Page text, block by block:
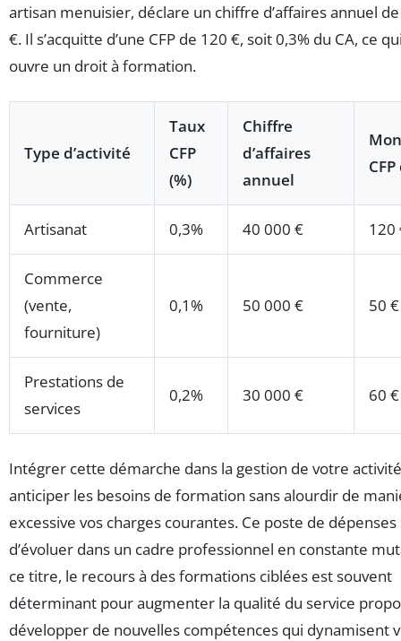
artisan menuisier, déclare un chiffre d’affaires annuel
€. Il s’acquitte d’une CFP de 120 €, soit 0,3% du CA, ce
ouvre un droit à formation.
Type d’activité
Taux
CFP
(%)
Chiffre
d’affaires
annuel
Artisanat 0,3% 40 000 € 120
Commerce
(vente,
fourniture)
0,1% 50 000 € 50 €
Prestations de
services
0,2% 30 000 € 60 €
Intégrer cette démarche dans la gestion de votre
anticiper les besoins de formation sans alourdir de
excessive vos charges courantes. Ce poste de
d’évoluer dans un cadre professionnel en constante
ce titre, le recours à des formations ciblées est souvent
déterminant pour augmenter la qualité du service
développer de nouvelles compétences qui dynamisent